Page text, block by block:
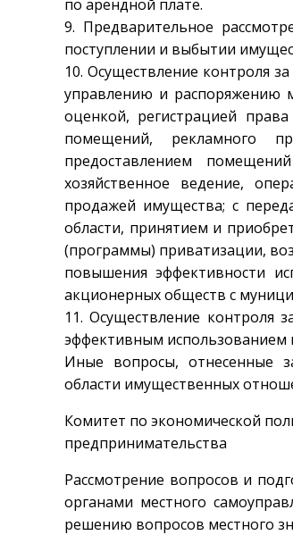
по арендной плате.
9. Предварительное
поступлении и выбытии
10. Осуществление контроля
управлению и распоряжению
оценкой, регистрацией
помещений, рекламного
предоставлением
хозяйственное ведение,
продажей имущества; с
области, принятием и
(программы) приватизации,
повышения эффективности
акционерных обществ с
11. Осуществление контроля
эффективным
Иные вопросы, отнесенные
области имущественных
Комитет по экономической
предпринимательства
Рассмотрение вопросов и
органами местного
решению вопросов местного